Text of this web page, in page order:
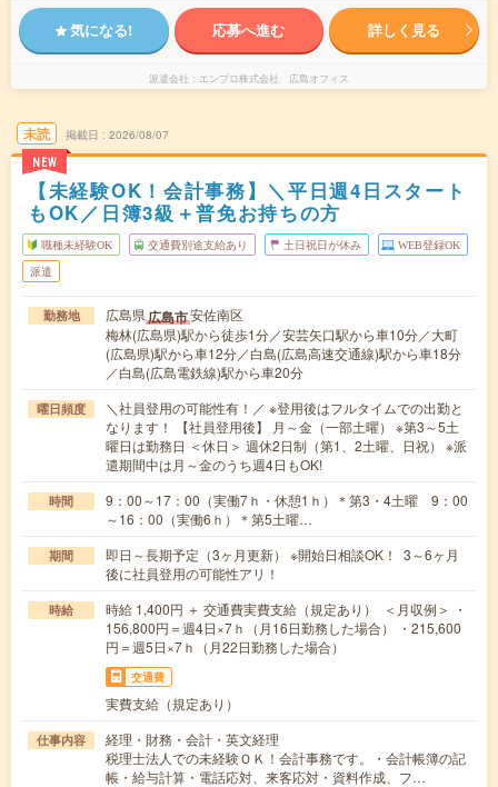
気になる! 応募へ進む 詳しく見る
派遣会社 エンプロ株式会社 広島オフィス
未読
NEW
掲載日 2026/08/07
【未経験OK！会計事務】＼平日週4日スタート
もOK／日簿3級＋普免お持ちの方
職種未経験OK 交通費別途支給あり 土日祝日が休み WEB登録OK
派遣
勤務地 広島県広島市安佐南区
梅林(広島県)駅から徒歩1分／安芸矢口駅から車10分／大町
(広島県)駅から車12分／白島(広島高速交通線)駅から車18分
／白島(広島電鉄線)駅から車20分
曜日頻度
＼社員登用の可能性有！／ ※登用後はフルタイムでの出勤と
なります！ 【社員登用後】 月～金（一部土曜） ※第3～5土
曜日は勤務日 ＜休日＞ 週休2日制（第1、2土曜、日祝） ※派
遣期間中は月～金のうち週4日もOK!
時間
9：00～17：00（実働7ｈ・休憩1ｈ）＊第3・4土曜 9：00
～16：00（実働6ｈ）＊第5土曜…
期間
即日～長期予定（3ヶ月更新） ※開始日相談OK！ 3～6ヶ月
後に社員登用の可能性アリ！
時給
時給 1,400円 ＋ 交通費実費支給（規定あり） ＜月収例＞ ・
156,800円＝週4日×7ｈ（月16日勤務した場合） ・215,600
円＝週5日×7ｈ（月22日勤務した場合）
交通費
実費支給（規定あり）
仕事内容
経理・財務・会計・英文経理
税理士法人での未経験ＯＫ！会計事務です。・会計帳簿の記
帳・給与計算・電話応対、来客応対・資料作成、フ…